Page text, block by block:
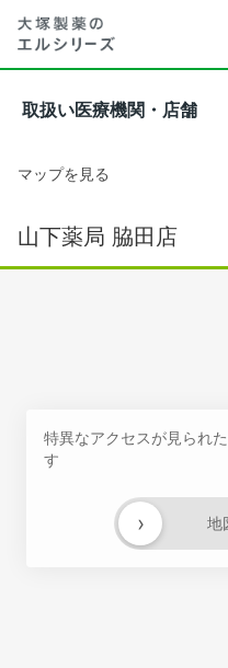
取扱い医療機関・店舗
マップを見る
山下薬局 脇田店
特異なアクセスが見られ
す
地
›